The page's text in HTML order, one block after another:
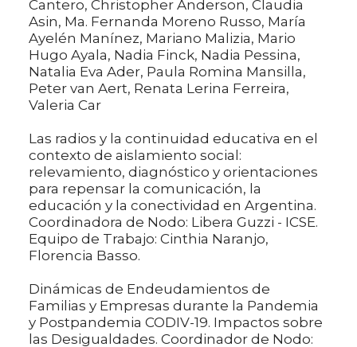
Cantero, Christopher Anderson, Claudia
Asin, Ma. Fernanda Moreno Russo, María
Ayelén Manínez, Mariano Malizia, Mario
Hugo Ayala, Nadia Finck, Nadia Pessina,
Natalia Eva Ader, Paula Romina Mansilla,
Peter van Aert, Renata Lerina Ferreira,
Valeria Car
Las radios y la continuidad educativa en el
contexto de aislamiento social:
relevamiento, diagnóstico y orientaciones
para repensar la comunicación, la
educación y la conectividad en Argentina.
Coordinadora de Nodo: Libera Guzzi - ICSE.
Equipo de Trabajo: Cinthia Naranjo,
Florencia Basso.
Dinámicas de Endeudamientos de
Familias y Empresas durante la Pandemia
y Postpandemia CODIV-19. Impactos sobre
las Desigualdades. Coordinador de Nodo: